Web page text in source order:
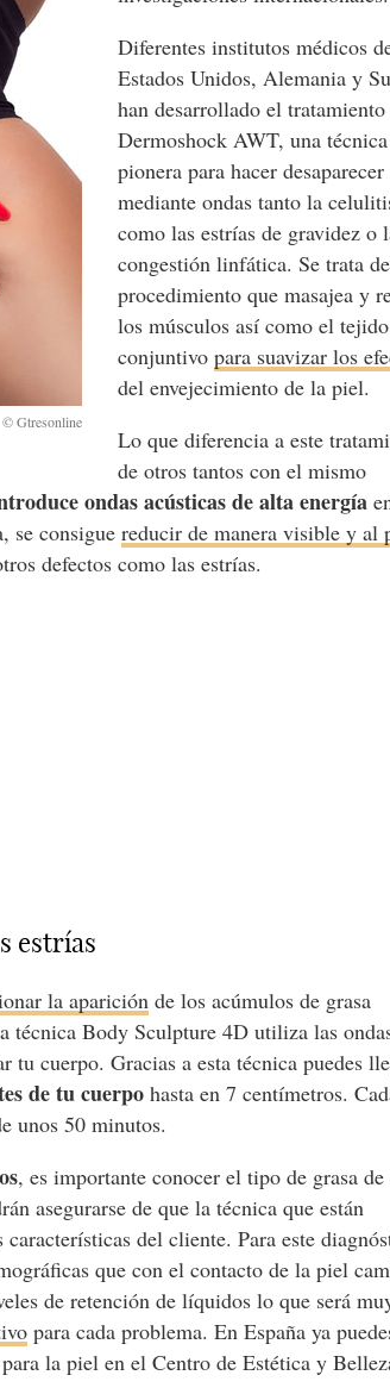
Diferentes institutos médicos
Estados Unidos, Alemania y
han desarrollado el tratamiento
Dermoshock AWT, una técnica
pionera para hacer desaparecer
mediante ondas tanto la
como las estrías de gravidez o
congestión linfática. Se trata
procedimiento que masajea y
los músculos así como el tejido
conjuntivopara suavizar los
del envejecimiento de la piel.
Lo que diferencia a este
de otros tantos con el mismo
ondas acústicas de alta energía
se consiguereducir de manera visible y al
defectos como las estrías.
estrías
la aparición de los acúmulos de grasa
técnica Body Sculpture 4D utiliza las
tu cuerpo. Gracias a esta técnica puedes
de tu cuerpo hasta en 7 centímetros.
unos 50 minutos.
, es importante conocer el tipo de grasa de
asegurarse de que la técnica que están
del cliente. Para este
que con el contacto de la piel
de retención de líquidos lo que será
para cada problema. En España ya
la piel en el Centro de Estética y